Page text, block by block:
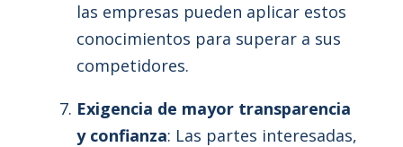
las empresas pueden aplicar estos
conocimientos para superar a sus
competidores.
Exigencia de mayor transparencia
y confianza: Las partes interesadas,